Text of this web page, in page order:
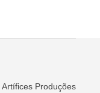
Artífices Produções